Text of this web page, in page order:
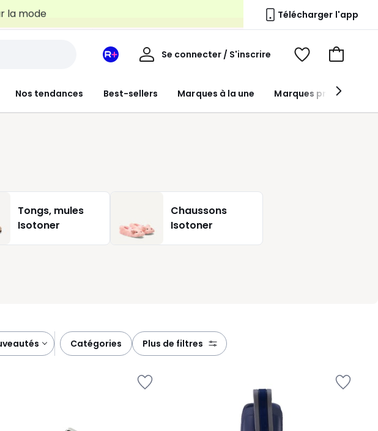
vos petits articles Télécharger l'app
Nos tendances Best-sellers Marques à la une Marques premium
Mon
Redoute
Se connecter / S'inscrire
Mon
Voir
Voir
panier
Tongs, mules
Isotoner
Chaussons
Isotoner
catégories plus de filtres